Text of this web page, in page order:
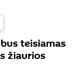
teisiamas
žiaurios